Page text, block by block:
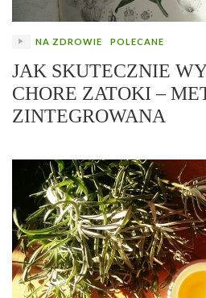
NA ZDROWIE POLECANE
JAK SKUTECZNIE
CHORE ZATOKI –
ZINTEGROWANA